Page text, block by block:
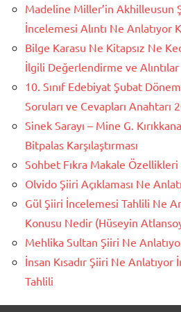
Madeline Miller’in Akhilleusun
İncelemesi Alıntı Ne Anlatıyor
Bilge Karasu Ne Kitapsız Ne
İlgili Değerlendirme ve Alıntılar
10. Sınıf Edebiyat Şubat
Soruları ve Cevapları Anahtarı
Sinek Sarayı – Mine G.
Bitpalas Karşılaştırması
Sohbet Fıkra Makale Özellikleri
Olvido Şiiri Açıklaması Ne
Gül Şiiri İncelemesi Tahlili Ne
Konusu Nedir (Hüseyin
Mehlika Sultan Şiiri Ne
İnsan Kısadır Şiiri Ne
Tahlili